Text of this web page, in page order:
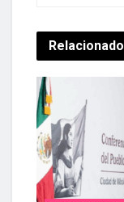
Relacionado